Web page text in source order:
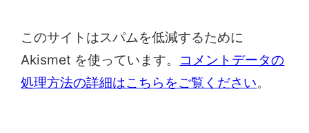
このサイトはスパムを低減するために
Akismet を使っています。
コメントデータの
処理方法の詳細はこちらをご覧ください。